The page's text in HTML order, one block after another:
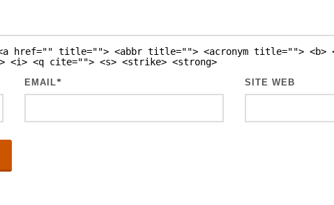
href="" title=""> <abbr title=""> <acronym title=""> <b>
<i> <q cite=""> <s> <strike> <strong>
EMAIL* SITE WEB